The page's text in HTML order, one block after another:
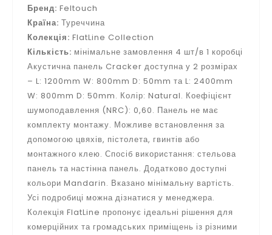
Бренд: Feltouch
Країна: Туреччина
Колекція: FlatLine Collection
Кількість: мінімальне замовлення 4 шт/в 1 коробці
Акустична панель Cracker доступна у 2 розмірах
– L: 1200mm W: 800mm D: 50mm та L: 2400mm
W: 800mm D: 50mm. Колір: Natural. Коефіцієнт
шумоподавлення (NRC): 0,60. Панель не має
комплекту монтажу. Можливе встановлення за
допомогою цвяхів, пістолета, гвинтів або
монтажного клею. Спосіб використання: стельова
панель та настінна панель. Додатково доступні
кольори Mandarin. Вказано мінімальну вартість.
Усі подробиці можна дізнатися у менеджера.
Колекція FlatLine пропонує ідеальні рішення для
комерційних та громадських приміщень із різними